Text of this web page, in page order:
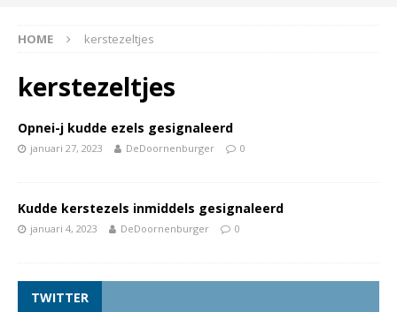
HOME kerstezeltjes
kerstezeltjes
Opnei-j kudde ezels gesignaleerd
januari 27, 2023 DeDoornenburger 0
Kudde kerstezels inmiddels gesignaleerd
januari 4, 2023 DeDoornenburger 0
TWITTER